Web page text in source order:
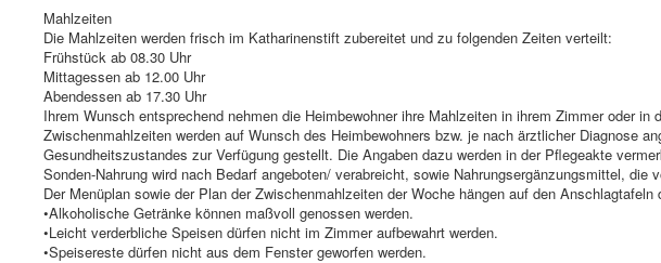
Mahlzeiten
Die Mahlzeiten werden frisch im Katharinenstift zubereitet und zu folgenden Zeiten verteilt:
Frühstück ab 08.30 Uhr
Mittagessen ab 12.00 Uhr
Abendessen ab 17.30 Uhr
Ihrem Wunsch entsprechend nehmen die Heimbewohner ihre Mahlzeiten in ihrem Zimmer oder in
Zwischenmahlzeiten werden auf Wunsch des Heimbewohners bzw. je nach ärztlicher Diagnose
Gesundheitszustandes zur Verfügung gestellt. Die Angaben dazu werden in der Pflegeakte
Sonden-Nahrung wird nach Bedarf angeboten/ verabreicht, sowie Nahrungsergänzungsmittel, die
Der Menüplan sowie der Plan der Zwischenmahlzeiten der Woche hängen auf den Anschlagtafeln
•Alkoholische Getränke können maßvoll genossen werden.
•Leicht verderbliche Speisen dürfen nicht im Zimmer aufbewahrt werden.
•Speisereste dürfen nicht aus dem Fenster geworfen werden.